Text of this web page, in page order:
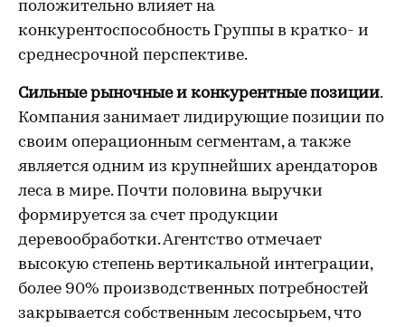
положительно влияет на
конкурентоспособность Группы в кратко- и
среднесрочной перспективе.
Сильные рыночные и конкурентные позиции.
Компания занимает лидирующие позиции по
своим операционным сегментам, а также
является одним из крупнейших арендаторов
леса в мире. Почти половина выручки
формируется за счет продукции
деревообработки. Агентство отмечает
высокую степень вертикальной интеграции,
более 90% производственных потребностей
закрывается собственным лесосырьем, что